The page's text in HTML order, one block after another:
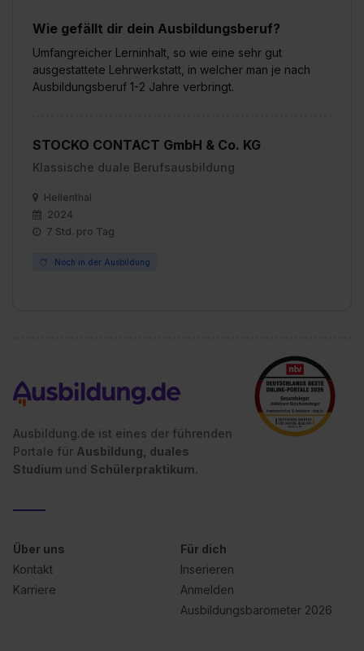
Wie gefällt dir dein Ausbildungsberuf?
Umfangreicher Lerninhalt, so wie eine sehr gut
ausgestattete Lehrwerkstatt, in welcher man je nach
Ausbildungsberuf 1-2 Jahre verbringt.
STOCKO CONTACT GmbH & Co. KG
Klassische duale Berufsausbildung
Hellenthal
2024
7 Std. pro Tag
Noch in der Ausbildung
Ausbildung.de ist eines der führenden
Portale für Ausbildung, duales
Studium und Schülerpraktikum.
Über uns
Kontakt
Karriere
Für dich
Inserieren
Anmelden
Ausbildungsbarometer 2026